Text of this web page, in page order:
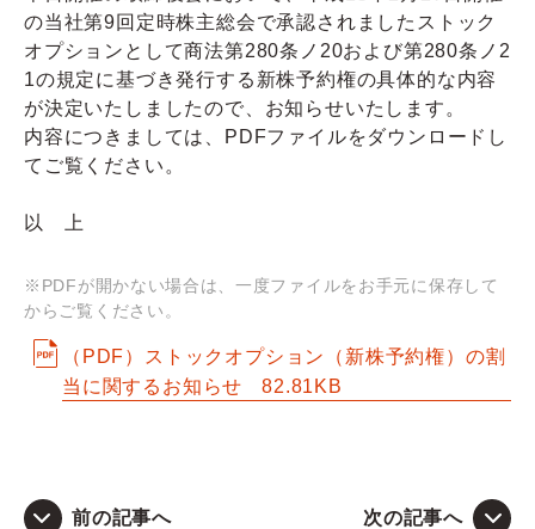
企業情報
IR情報
Q&A
の当社第9回定時株主総会で承認されましたストック
オプションとして商法第280条ノ20および第280条ノ2
1の規定に基づき発行する新株予約権の具体的な内容
が決定いたしましたので、お知らせいたします。
内容につきましては、PDFファイルをダウンロードし
てご覧ください。
以 上
※PDFが開かない場合は、一度ファイルをお手元に保存して
からご覧ください。
（PDF）ストックオプション（新株予約権）の割
当に関するお知らせ
82.81KB
前の記事へ 次の記事へ